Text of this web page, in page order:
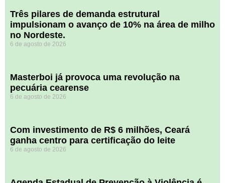
​Três pilares de demanda estrutural
impulsionam o avanço de 10% na área de milho
no Nordeste.
6 de agosto de 2026
Masterboi já provoca uma revolução na
pecuária cearense
6 de agosto de 2026
Com investimento de R$ 6 milhões, Ceará
ganha centro para certificação do leite
6 de agosto de 2026